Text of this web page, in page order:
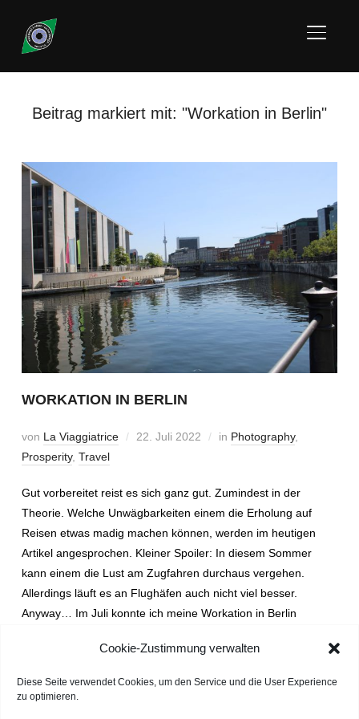
Cookie-Zustimmung verwalten
Diese Seite verwendet Cookies, um den Service und die User Experience
zu optimieren.
Beitrag markiert mit: "Workation in Berlin"
WORKATION IN BERLIN
von La Viaggiatrice 22. Juli 2022 in Photography,
Prosperity, Travel
Gut vorbereitet reist es sich ganz gut. Zumindest in der
Theorie. Welche Unwägbarkeiten einem die Erholung auf
Reisen etwas madig machen können, werden im heutigen
Artikel angesprochen. Kleiner Spoiler: In diesem Sommer
kann einem die Lust am Zugfahren durchaus vergehen.
Allerdings läuft es an Flughäfen auch nicht viel besser.
Anyway… Im Juli konnte ich meine Workation in Berlin
WEITERLESEN